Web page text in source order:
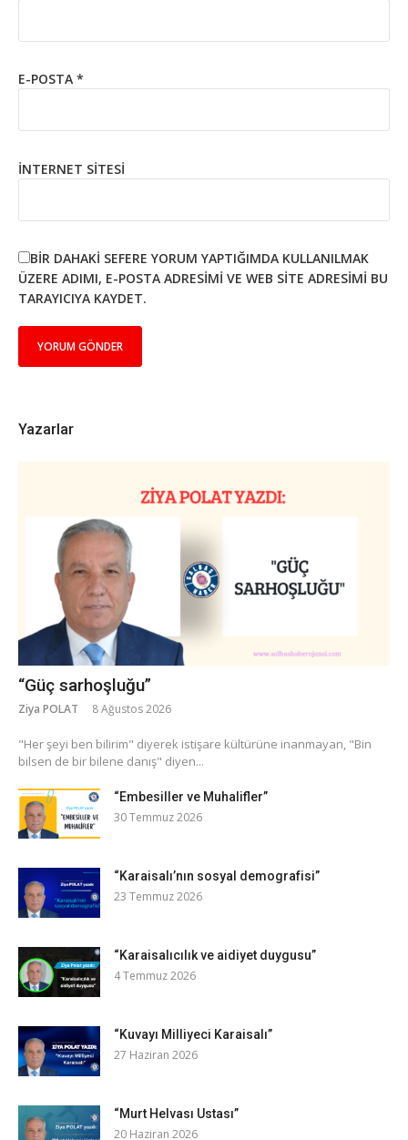
E-POSTA *
İNTERNET SITESI
BIR DAHAKI SEFERE YORUM YAPTIĞIMDA KULLANILMAK
ÜZERE ADIMI, E-POSTA ADRESIMI VE WEB SITE ADRESIMI BU
TARAYICIYA KAYDET.
Yazarlar
“Güç sarhoşluğu”
Ziya POLAT 8 Ağustos 2026
​"Her şeyi ben bilirim" diyerek istişare kültürüne inanmayan, "Bin
bilsen de bir bilene danış" diyen...
“Embesiller ve Muhalifler”
30 Temmuz 2026
“Karaisalı’nın sosyal demografisi”
23 Temmuz 2026
“Karaisalıcılık ve aidiyet duygusu”
4 Temmuz 2026
“Kuvayı Milliyeci Karaisalı”
27 Haziran 2026
“Murt Helvası Ustası”
20 Haziran 2026